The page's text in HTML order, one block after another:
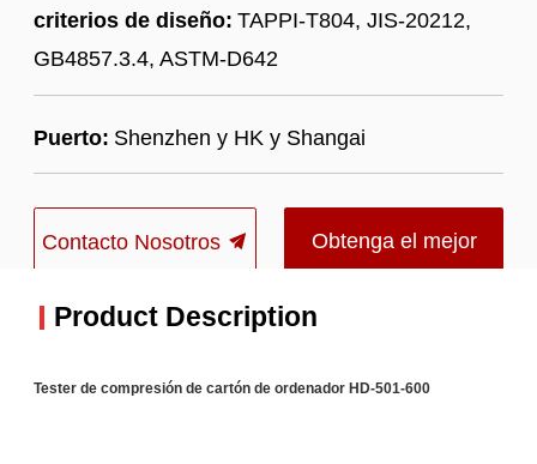
criterios de diseño: TAPPI-T804, JIS-20212,
GB4857.3.4, ASTM-D642
Puerto: Shenzhen y HK y Shangai
Contacto Nosotros Obtenga el mejor
Product Description
Tester de compresión de cartón de ordenador HD-501-600